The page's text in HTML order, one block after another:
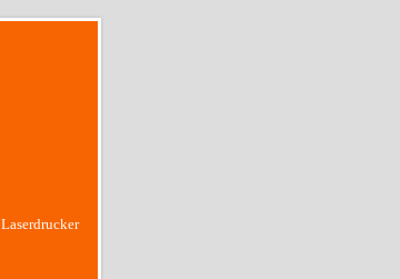
Laserdrucker